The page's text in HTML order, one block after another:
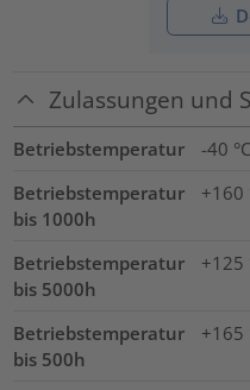
Zulassungen und
Betriebstemperatur
-40
Betriebstemperatur
bis 1000h
+160
Betriebstemperatur
bis 5000h
+125
Betriebstemperatur
bis 500h
+165